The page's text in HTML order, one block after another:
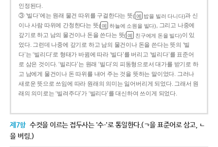
인정된다.
③ ‘빌다’에는 원래 물건 따위를 구걸한다는 뜻( 예 밥을 빌러 다니다)과 신
이나 사람 따위에 간청한다는 뜻( 예 하늘에 소원을 빌다), 그리고 나중에
갚기로 하고 남의 물건이나 돈을 쓴다는 뜻( 예 친구에게 돈을 빌다)이 있
었다. 그런데 나중에 갚기로 하고 남의 물건이나 돈을 쓴다는 뜻의 ‘빌
다’는 ‘빌리다’로 형태가 바뀜에 따라 ‘빌다’를 버리고 ‘빌리다’를 표준어
로 삼은 것이다. ‘빌리다’는 원래 ‘빌다’의 피동형으로서 대가를 받기로 하
고 남에게 물건이나 돈 따위를 내어 주는 것을 뜻하는 말이었다. 그러나
새로운 뜻으로 쓰임에 따라 원래의 의미는 잃어버리게 되었다. 그래서 원
래의 의미로는 ‘빌려주다’가 ‘빌리다’를 대신하여 쓰이게 되었다.
제7항 수컷을 이르는 접두사는 '수-'로 통일한다.(ㄱ을 표준어로 삼고, ㄴ
을 버림.)